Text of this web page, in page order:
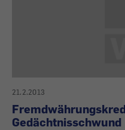
21.2.2013
Gedächtnisschwund